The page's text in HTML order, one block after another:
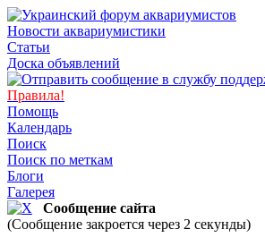
Новости аквариумистики
Статьи
Доска объявлений
Правила!
Помощь
Календарь
Поиск
Поиск по меткам
Блоги
Галерея
Сообщение сайта
(Сообщение закроется через 2 секунды)